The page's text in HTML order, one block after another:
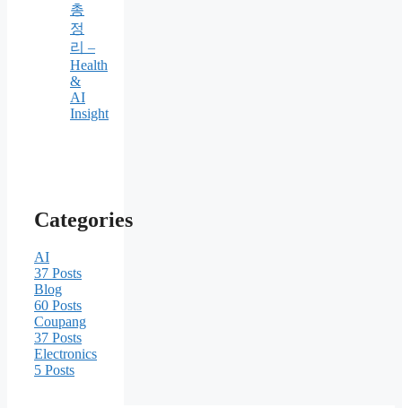
총
정
리 –
Health
&
AI
Insight
Categories
AI
37 Posts
Blog
60 Posts
Coupang
37 Posts
Electronics
5 Posts